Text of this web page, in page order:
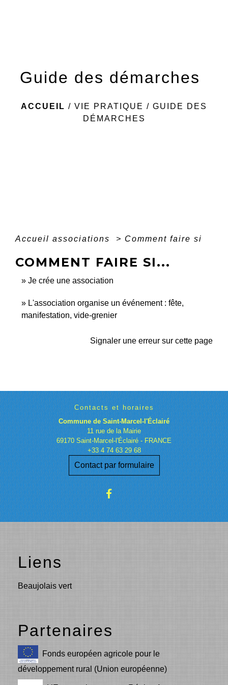
Guide des démarches
ACCUEIL / VIE PRATIQUE / GUIDE DES
DÉMARCHES
Accueil associations > Comment faire si
COMMENT FAIRE SI...
Je crée une association
L'association organise un événement : fête,
manifestation, vide-grenier
Signaler une erreur sur cette page
Contacts et horaires
Commune de Saint-Marcel-l'Éclairé
11 rue de la Mairie
69170 Saint-Marcel-l'Éclairé - FRANCE
+33 4 74 63 29 68
Contact par formulaire
Liens
Beaujolais vert
Partenaires
Fonds européen agricole pour le
développement rural (Union européenne)